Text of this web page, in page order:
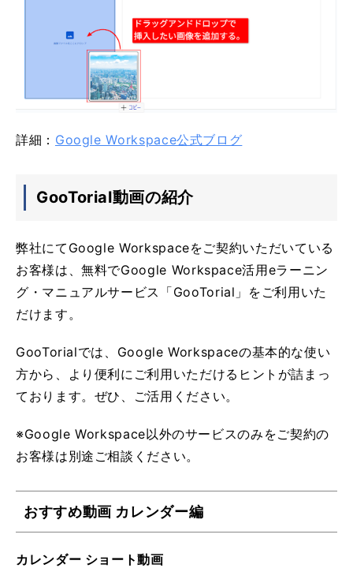
詳細： Google Workspace公式ブログ
GooTorial動画の紹介
弊社にてGoogle Workspaceをご契約いただいている
お客様は、無料でGoogle Workspace活用eラーニン
グ・マニュアルサービス「GooTorial」をご利用いた
だけます。
GooTorialでは、Google Workspaceの基本的な使い
方から、より便利にご利用いただけるヒントが詰まっ
ております。ぜひ、ご活用ください。
※Google Workspace以外のサービスのみをご契約の
お客様は別途ご相談ください。
おすすめ動画 カレンダー編
カレンダー ショート動画